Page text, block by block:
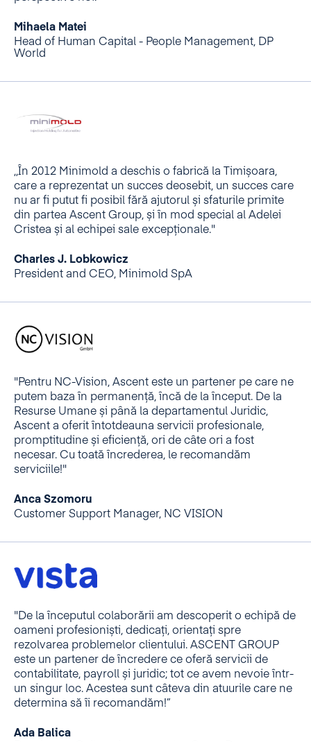
Mihaela Matei
Head of Human Capital - People Management, DP
World
,,În 2012 Minimold a deschis o fabrică la Timișoara,
care a reprezentat un succes deosebit, un succes care
nu ar fi putut fi posibil fără ajutorul și sfaturile primite
din partea Ascent Group, și în mod special al Adelei
Cristea și al echipei sale excepționale."
Charles J. Lobkowicz
President and CEO, Minimold SpA
"Pentru NC-Vision, Ascent este un partener pe care ne
putem baza în permanență, încă de la început. De la
Resurse Umane și până la departamentul Juridic,
Ascent a oferit întotdeauna servicii profesionale,
promptitudine și eficiență, ori de câte ori a fost
necesar. Cu toată încrederea, le recomandăm
serviciile!"
Anca Szomoru
Customer Support Manager, NC VISION
"De la începutul colaborării am descoperit o echipă de
oameni profesioniști, dedicați, orientați spre
rezolvarea problemelor clientului. ASCENT GROUP
este un partener de încredere ce oferă servicii de
contabilitate, payroll și juridic; tot ce avem nevoie într-
un singur loc. Acestea sunt câteva din atuurile care ne
determina să îi recomandăm!”
Ada Balica